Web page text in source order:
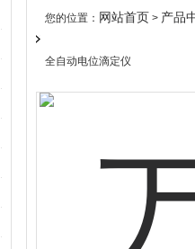
您的位置： 网站首页 > 产品
全自动电位滴定仪